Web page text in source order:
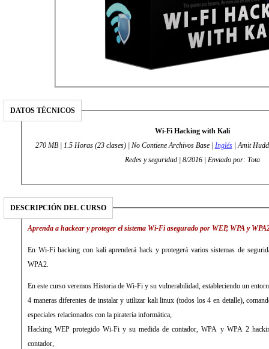
DATOS TÉCNICOS
Wi-Fi Hacking with Kali
270 MB | 1.5 Horas (23 clases) | No Contiene Archivos Base | Inglés
| Amit
Redes y seguridad | 8/2016 | Enviado por: Tota
DESCRIPCIÓN DEL CURSO
Aprenda a hackear y proteger el sistema Wi-Fi asegurado por WEP, WPA y
En Wi-Fi hacking con kali aprenderá hack y protegerá varios sistemas de
WPA2.
En este curso veremos Historia de Wi-Fi y su vulnerabilidad, estableciendo un
4 maneras diferentes de instalar y utilizar kali linux (todos los 4 en detalle),
especiales relacionados con la piratería informática,
Hacking WEP protegido Wi-Fi y su medida de contador, WPA y WPA 2
contador,